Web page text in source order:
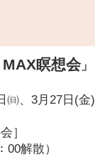
MAX瞑想会」
㈰、3月27日(金)
］
00解散）